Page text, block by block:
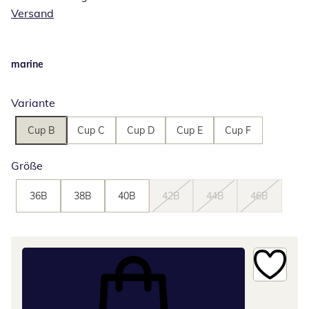
Versand
marine
Variante
Cup B Cup C Cup D Cup E Cup F
Größe
36B 38B 40B 42B 44B 46B